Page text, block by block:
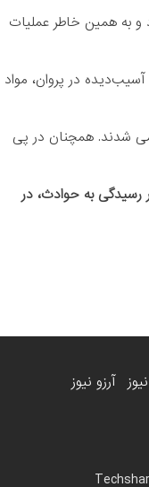
و به همین خاطر عملیات
در پروان، مواد
شدند. همچنان در پی
امور رسیدگی به حوادث، در
آرزو نیوز